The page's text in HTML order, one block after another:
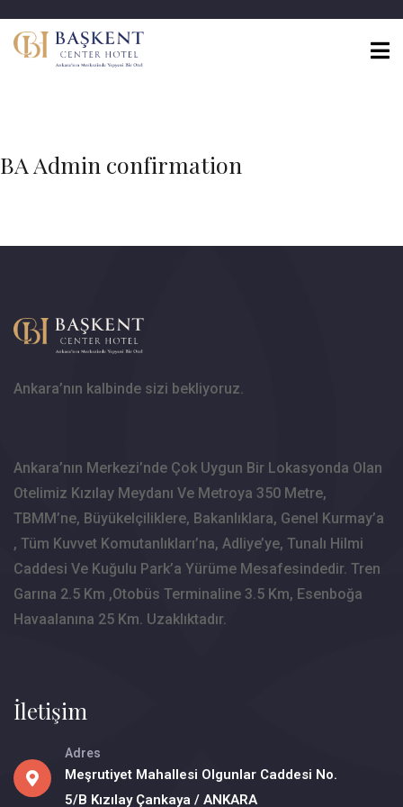
BA Admin confirmation
Ankara’nın kalbinde sizi bekliyoruz.
Ankara’nın Merkezi’nde Çok Uygun Bir Lokasyonda Olan
Otelimiz Kızılay Meydanı Ve Metroya 350 Metre,
TBMM’ne, Büyükelçiliklere, Bakanlıklara, Genel Kurmay’a
, Tüm Kuvvet Komutanlıkları’na, Adliye’ye, Tunalı Hilmi
Caddesi Ve Kuğulu Park’a Yürüme Mesafesindedir. Tren
Garına 2.5 Km ,Otobüs Terminaline 3.5 Km, Esenboğa
Havaalanına 25 Km. Uzaklıktadır.
İletişim
Adres
Meşrutiyet Mahallesi Olgunlar Caddesi No.
5/B Kızılay Çankaya / ANKARA